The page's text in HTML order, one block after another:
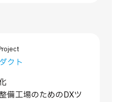
クト
備工場のためのDXツ